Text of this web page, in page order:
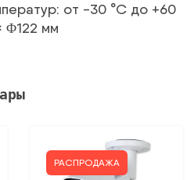
от -30 °C до +60
Φ122 мм
РАСПРОДАЖА